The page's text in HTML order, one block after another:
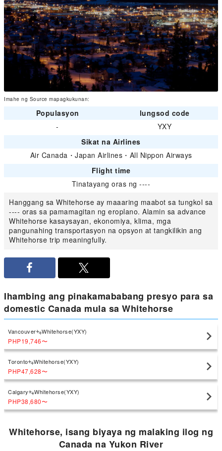
Imahe ng Source mapagkukunan:
Populasyon
lungsod code
-
YXY
Sikat na Airlines
Air Canada ・ Japan Airlines ・ All Nippon Airways
Flight time
Tinatayang oras ng ----
Hanggang sa Whitehorse ay maaaring maabot sa tungkol sa
---- oras sa pamamagitan ng eroplano. Alamin sa advance
Whitehorse kasaysayan, ekonomiya, klima, mga
pangunahing transportasyon na opsyon at tangkilikin ang
Whitehorse trip meaningfully.
Ihambing ang pinakamababang presyo para sa
domestic Canada mula sa Whitehorse
Vancouver Whitehorse(YXY)
PHP19,746〜
Toronto Whitehorse(YXY)
PHP47,628〜
Calgary Whitehorse(YXY)
PHP38,680〜
Whitehorse, isang biyaya ng malaking ilog ng
Canada na Yukon River